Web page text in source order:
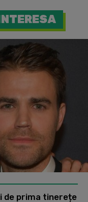
de prima tinerețe